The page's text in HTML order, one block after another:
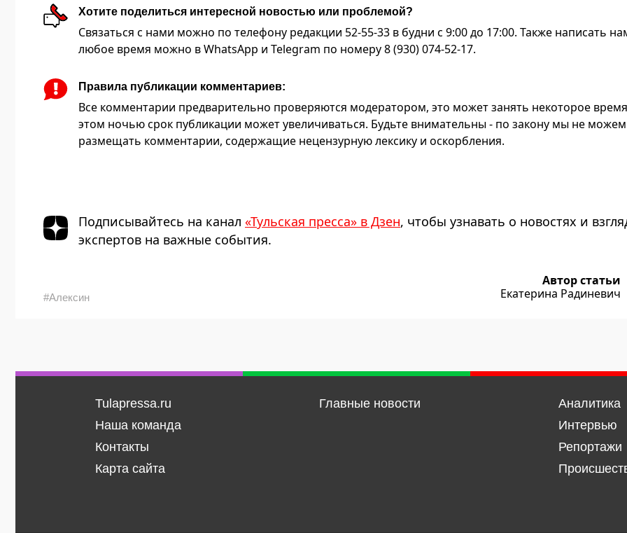
Хотите поделиться интересной новостью или проблемой?
Связаться с нами можно по телефону редакции 52-55-33 в будни с 9:00 до 17:00. Также написать
любое время можно в WhatsApp и Telegram по номеру 8 (930) 074-52-17.
Правила публикации комментариев:
Все комментарии предварительно проверяются модератором, это может занять некоторое
этом ночью срок публикации может увеличиваться. Будьте внимательны - по закону мы не можем
размещать комментарии, содержащие нецензурную лексику и оскорбления.
Подписывайтесь на канал «Тульская пресса» в Дзен, чтобы узнавать о новостях и
экспертов на важные события.
#Алексин
Автор статьи
Екатерина Радиневич
Tulapressa.ru
Наша команда
Контакты
Карта сайта
Главные новости
Аналитика
Интервью
Репортажи